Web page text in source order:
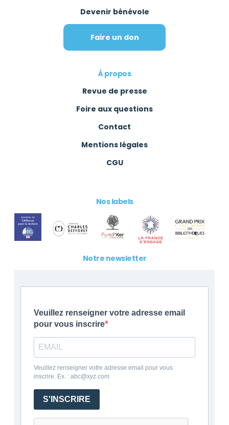
Devenir bénévole
Faire un don
À propos
Revue de presse
Foire aux questions
Contact
Mentions légales
CGU
Nos labels
Notre newsletter
Veuillez renseigner votre adresse email
pour vous inscrire
Veuillez renseigner votre adresse email pour vous
inscrire. Ex. : abc@xyz.com
S'INSCRIRE